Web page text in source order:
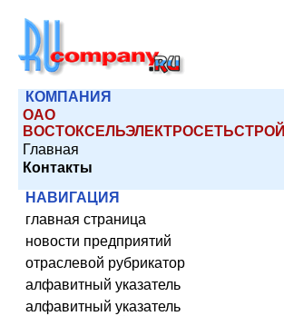
КОМПАНИЯ
ОАО
ВОСТОКСЕЛЬЭЛЕКТРОСЕТЬСТРОЙ
Главная
Контакты
НАВИГАЦИЯ
главная страница
новости предприятий
отраслевой рубрикатор
алфавитный указатель
алфавитный указатель